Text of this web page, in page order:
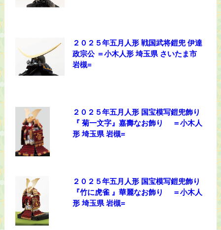
２０２５年五月人形 戦国武将鎧兜 伊達
政宗公 ＝小木人形 埼玉県 さいたま市
岩槻=
２０２５年五月人形 国宝模写鎧兜飾り
『 菊一文字』嘉壽なお飾り ＝小木人
形 埼玉県 岩槻=
２０２５年五月人形 国宝模写鎧兜飾り
『竹に虎雀 』華麗なお飾り ＝小木人
形 埼玉県 岩槻=